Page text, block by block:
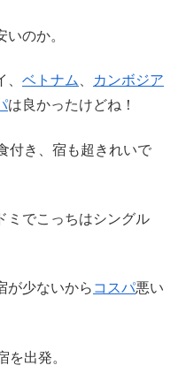
いのか。
ベトナム
カンボジア
は良かったけどね！
付き、宿も超きれいで
ミでこっちはシングル
が少ないから コスパ悪い
を出発。